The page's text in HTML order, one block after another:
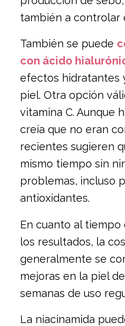
también a controlar
También se puede
con ácido
efectos hidratantes
piel. Otra opción
vitamina C. Aunque
creía que no eran
recientes sugieren
mismo tiempo sin
problemas, incluso
antioxidantes.
En cuanto al
los resultados, la
generalmente se
mejoras en la piel
semanas de uso
La niacinamida